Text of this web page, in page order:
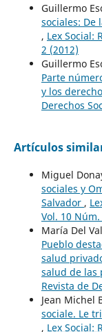
Guillermo
sociales: De
, Lex Social:
2 (2012)
Guillermo
Parte
y los
Derechos
Artículos
Miguel
sociales y
Salvador ,
Vol. 10
María Del
Pueblo
salud
salud de las
Revista de
Jean Michel
sociale. Le
, Lex Social: